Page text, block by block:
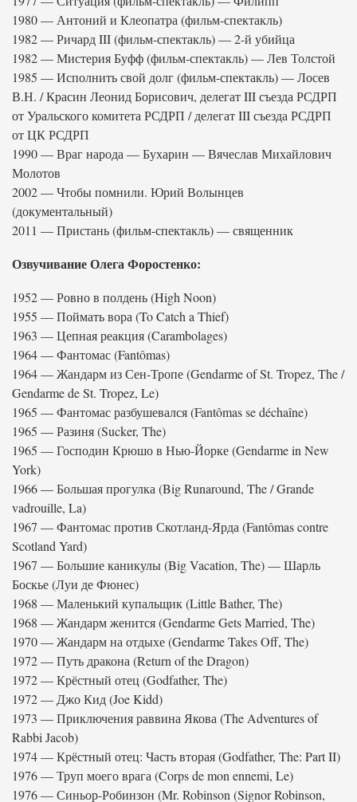
1980 — Антоний и Клеопатра (фильм-спектакль)
1982 — Ричард III (фильм-спектакль) — 2-й убийца
1982 — Мистерия Буфф (фильм-спектакль) — Лев Толстой
1985 — Исполнить свой долг (фильм-спектакль) — Лосев
В.Н. / Красин Леонид Борисович, делегат III съезда РСДРП
от Уральского комитета РСДРП / делегат III съезда РСДРП
от ЦК РСДРП
1990 — Враг народа — Бухарин — Вячеслав Михайлович
Молотов
2002 — Чтобы помнили. Юрий Волынцев
(документальный)
2011 — Пристань (фильм-спектакль) — священник
Озвучивание Олега Форостенко:
1952 — Ровно в полдень (High Noon)
1955 — Поймать вора (To Catch a Thief)
1963 — Цепная реакция (Carambolages)
1964 — Фантомас (Fantômas)
1964 — Жандарм из Сен-Тропе (Gendarme of St. Tropez, The /
Gendarme de St. Tropez, Le)
1965 — Фантомас разбушевался (Fantômas se déchaîne)
1965 — Разиня (Sucker, The)
1965 — Господин Крюшо в Нью-Йорке (Gendarme in New
York)
1966 — Большая прогулка (Big Runaround, The / Grande
vadrouille, La)
1967 — Фантомас против Скотланд-Ярда (Fantômas contre
Scotland Yard)
1967 — Большие каникулы (Big Vacation, The) — Шарль
Боскье (Луи де Фюнес)
1968 — Маленький купальщик (Little Bather, The)
1968 — Жандарм женится (Gendarme Gets Married, The)
1970 — Жандарм на отдыхе (Gendarme Takes Off, The)
1972 — Путь дракона (Return of the Dragon)
1972 — Крёстный отец (Godfather, The)
1972 — Джо Кид (Joe Kidd)
1973 — Приключения раввина Якова (The Adventures of
Rabbi Jacob)
1974 — Крёстный отец: Часть вторая (Godfather, The: Part II)
1976 — Труп моего врага (Corps de mon ennemi, Le)
1976 — Синьор-Робинзон (Mr. Robinson (Signor Robinson,